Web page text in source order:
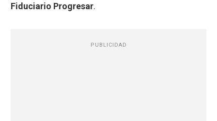
Fiduciario Progresar.
PUBLICIDAD